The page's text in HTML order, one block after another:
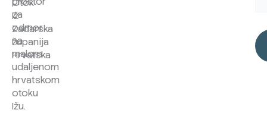
Otok
Iž
Zadarska
županija
Hrvatska
za
odmor
na
malom
udaljenom
hrvatskom
otoku
Ižu.